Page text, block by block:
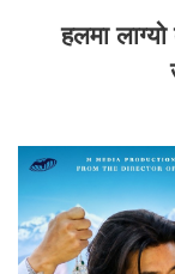
हलमा लाग्यो